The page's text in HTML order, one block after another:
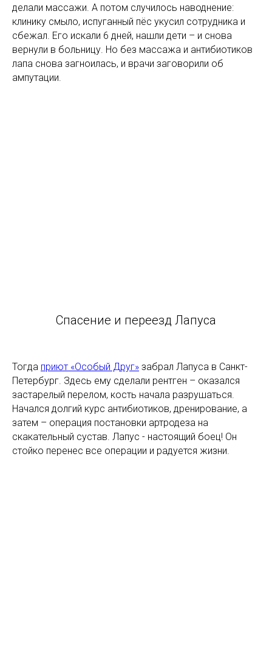
делали массажи. А потом случилось наводнение:
клинику смыло, испуганный пёс укусил сотрудника и
сбежал. Его искали 6 дней, нашли дети – и снова
вернули в больницу. Но без массажа и антибиотиков
лапа снова загноилась, и врачи заговорили об
ампутации.
Спасение и переезд Лапуса
Тогда приют «Особый Друг» забрал Лапуса в Санкт-
Петербург. Здесь ему сделали рентген – оказался
застарелый перелом, кость начала разрушаться.
Начался долгий курс антибиотиков, дренирование, а
затем – операция постановки артродеза на
скакательный сустав. Лапус - настоящий боец! Он
стойко перенес все операции и радуется жизни.